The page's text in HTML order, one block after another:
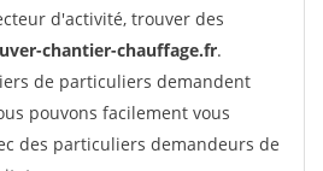
d'activité, trouver des
chantier-chauffage.fr.
de particuliers demandent
pouvons facilement vous
des particuliers demandeurs de